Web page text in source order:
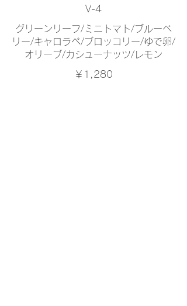
V-4
グリーンリーフ/ミニトマト/ブルーベ
リー/キャロラペ/ブロッコリー/ゆで卵/
オリーブ/カシューナッツ/レモン
￥1,280